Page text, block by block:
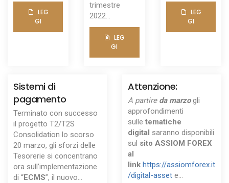
LEG
GI
trimestre
2022...
LEG
GI
LEG
GI
Sistemi di
pagamento
Terminato con successo
il progetto T2/T2S
Consolidation lo scorso
20 marzo, gli sforzi delle
Tesorerie si concentrano
ora sull’implementazione
di “ECMS”, il nuovo...
Attenzione:
A partireda marzogli
approfondimenti
sulle tematiche
digital saranno disponibili
sul sito ASSIOM FOREX
al
link https://assiomforex.it
/digital-asset e...